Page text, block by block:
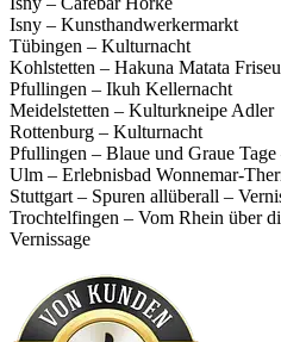
Isny – Kunsthandwerkermarkt
Tübingen – Kulturnacht
Kohlstetten – Hakuna Matata
Pfullingen – Ikuh Kellernacht
Meidelstetten – Kulturkneipe Adler
Rottenburg – Kulturnacht
Pfullingen – Blaue und Graue Tage
Ulm – Erlebnisbad Wonnemar-
Stuttgart – Spuren allüberall –
Trochtelfingen – Vom Rhein über
Vernissage